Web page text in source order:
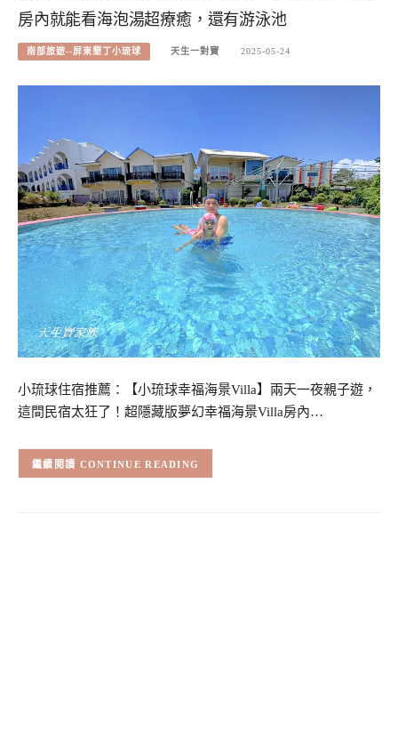
房內就能看海泡湯超療癒，還有游泳池
南部旅遊--屏東墾丁小琉球 天生一對寶 2025-05-24
小琉球住宿推薦：【小琉球幸福海景Villa】兩天一夜親子遊，
這間民宿太狂了！超隱藏版夢幻幸福海景Villa房內…
CONTINUE READING